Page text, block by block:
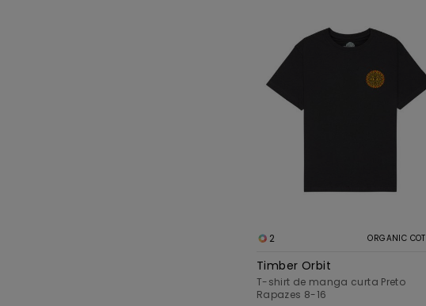
2 ORGANIC
Timber Orbit
T-shirt de manga curta Preto
Rapazes 8-16